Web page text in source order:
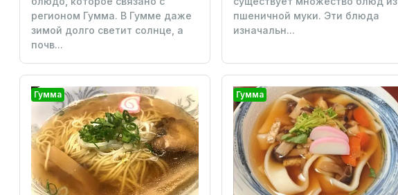
регионом Гумма. В Гумме даже
зимой долго светит солнце, а
почв...
пшеничной муки. Эти блюда
изначальн...
Гумма Гумма